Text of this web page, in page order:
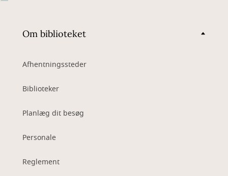
Om biblioteket
Afhentningssteder
Biblioteker
Planlæg dit besøg
Personale
Reglement